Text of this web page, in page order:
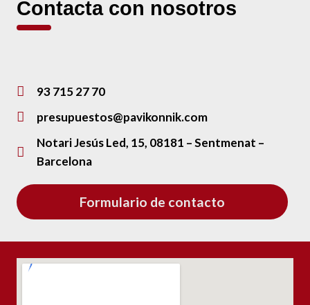
Contacta con nosotros
93 715 27 70
presupuestos@pavikonnik.com
Notari Jesús Led, 15, 08181 – Sentmenat –
Barcelona
Formulario de contacto